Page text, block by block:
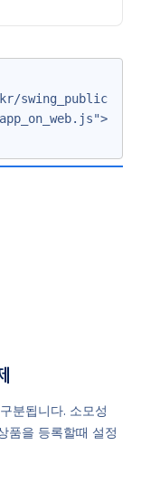
swing_public
분됩니다. 소모성
품을 등록할때 설정